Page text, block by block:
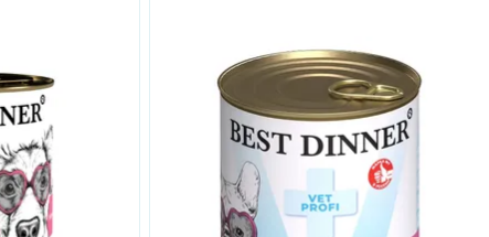
активности животного. Корм дают комнатной